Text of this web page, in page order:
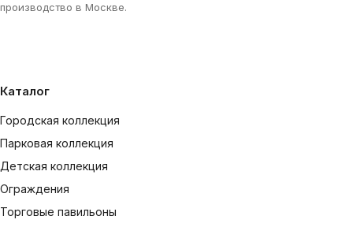
производство в Москве.
Каталог
Городская коллекция
Парковая коллекция
Детская коллекция
Ограждения
Торговые павильоны